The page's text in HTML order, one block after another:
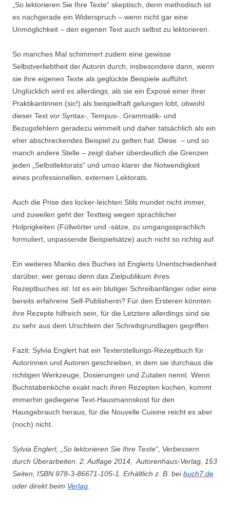
„So lektorieren Sie Ihre Texte“ skeptisch, denn methodisch ist
es nachgerade ein Widerspruch – wenn nicht gar eine
Unmöglichkeit – den eigenen Text auch selbst zu lektorieren.
So manches Mal schimmert zudem eine gewisse
Selbstverliebtheit der Autorin durch, insbesondere dann, wenn
sie ihre eigenen Texte als geglückte Beispiele aufführt.
Unglücklich wird es allerdings, als sie ein Exposé einer ihrer
Praktikantinnen (sic!) als beispielhaft gelungen lobt, obwohl
dieser Text vor Syntax-, Tempus-, Grammatik- und
Bezugsfehlern geradezu wimmelt und daher tatsächlich als ein
eher abschreckendes Beispiel zu gelten hat. Diese – und so
manch andere Stelle – zeigt daher überdeutlich die Grenzen
jeden „Selbstlektorats“ und umso klarer die Notwendigkeit
eines professionellen, externen Lektorats.
Auch die Prise des locker-leichten Stils mundet nicht immer,
und zuweilen geht der Textteig wegen sprachlicher
Holprigkeiten (Füllwörter und -sätze, zu umgangssprachlich
formuliert, unpassende Beispielsätze) auch nicht so richtig auf.
Ein weiteres Manko des Buches ist Englerts Unentschiedenheit
darüber, wer genau denn das Zielpublikum ihres
Rezeptbuches ist: Ist es ein blutiger Schreibanfänger oder eine
bereits erfahrene Self-Publisherin? Für den Ersteren könnten
ihre Rezepte hilfreich sein, für die Letztere allerdings sind sie
zu sehr aus dem Urschleim der Schreibgrundlagen gegriffen.
Fazit: Sylvia Englert hat ein Texterstellungs-Rezeptbuch für
Autorinnen und Autoren geschrieben, in dem sie durchaus die
richtigen Werkzeuge, Dosierungen und Zutaten nennt. Wenn
Buchstabenköche exakt nach ihren Rezepten kochen, kommt
immerhin gediegene Text-Hausmannskost für den
Hausgebrauch heraus, für die Nouvelle Cuisine reicht es aber
(noch) nicht.
Sylvia Englert, „So lektorieren Sie Ihre Texte“, Verbessern
durch Überarbeiten. 2. Auflage 2014, Autorenhaus-Verlag, 153
Seiten, ISBN 978-3-86671-105-1. Erhältlich z. B. beibuch7.de
oder direkt beim Verlag